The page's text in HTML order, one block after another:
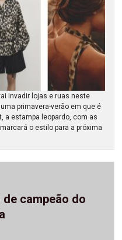
invadir lojas e ruas neste
primavera-verão em que é
a estampa leopardo, com as
o estilo para a próxima
campeão do